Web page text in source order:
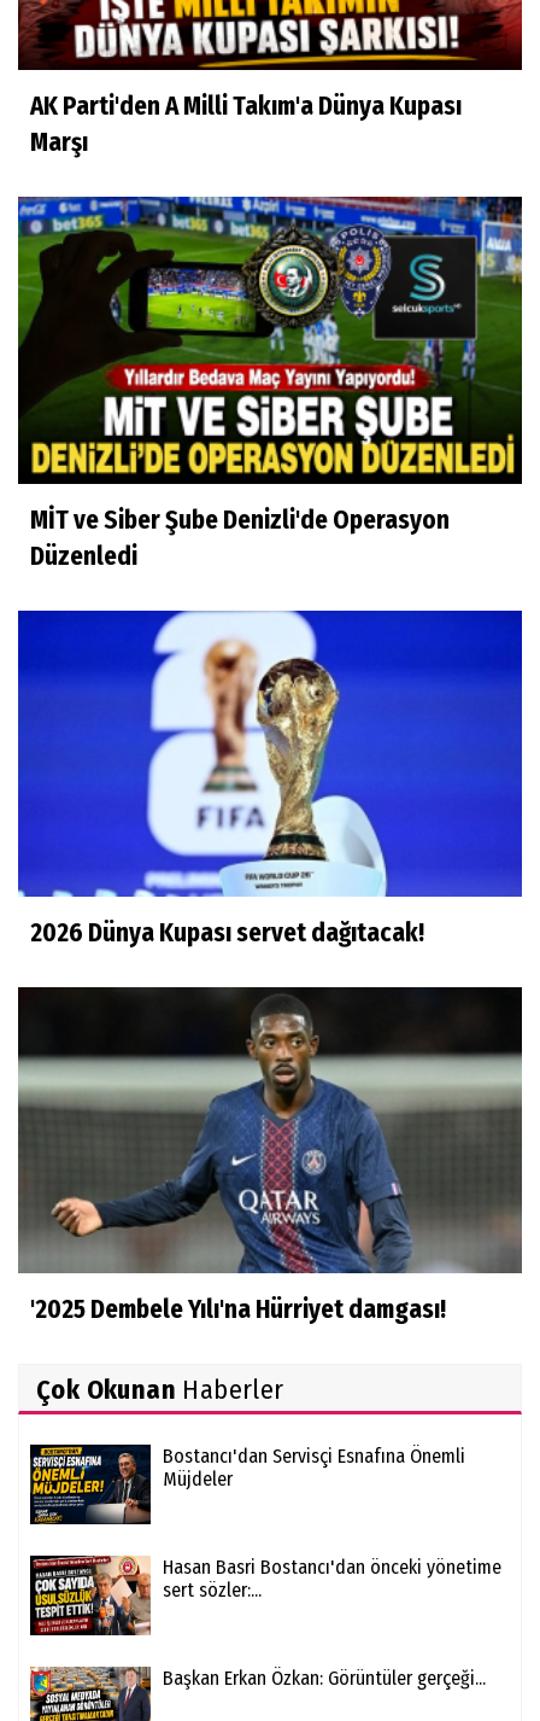
AK Parti'den A Milli Takım'a Dünya Kupası
Marşı
MİT ve Siber Şube Denizli'de Operasyon
Düzenledi
2026 Dünya Kupası servet dağıtacak!
'2025 Dembele Yılı'na Hürriyet damgası!
Çok Okunan Haberler
Bostancı'dan Servisçi Esnafına Önemli
Müjdeler
Hasan Basri Bostancı'dan önceki yönetime
sert sözler:...
Başkan Erkan Özkan: Görüntüler gerçeği...